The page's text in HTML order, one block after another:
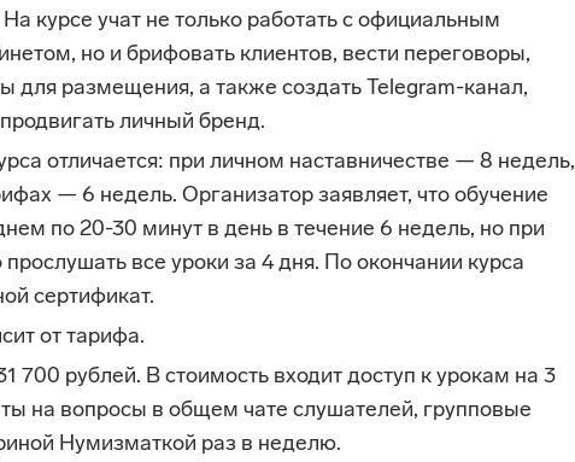
курсе учат не только работать с официальным
но и брифовать клиентов, вести переговоры,
для размещения, а также создать Telegram-канал,
личный бренд.
отличается: при личном наставничестве — 8 недель,
— 6 недель. Организатор заявляет, что обучение
по 20-30 минут в день в течение 6 недель, но при
все уроки за 4 дня. По окончании курса
сертификат.
от тарифа.
700 рублей. В стоимость входит доступ к урокам на 3
на вопросы в общем чате слушателей, групповые
Нумизматкой раз в неделю.